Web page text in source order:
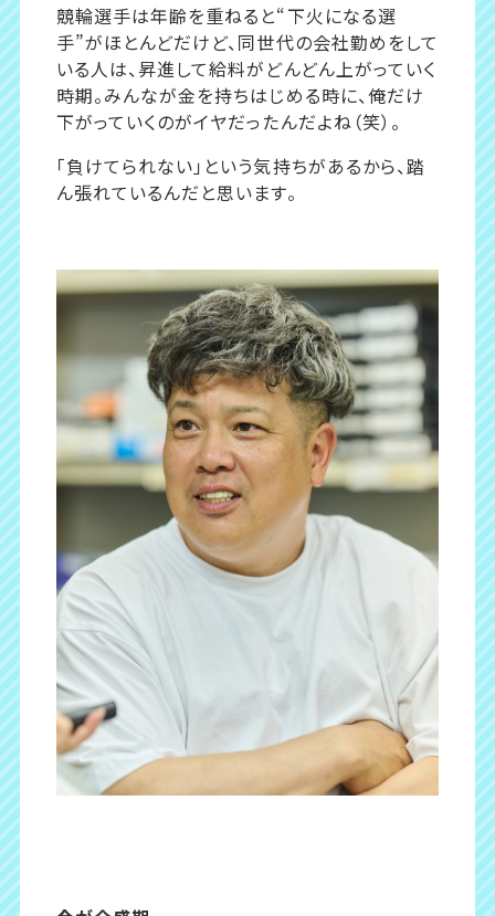
競輪選手は年齢を重ねると“下火になる選
手”がほとんどだけど、同世代の会社勤めをして
いる人は、昇進して給料がどんどん上がっていく
時期。みんなが金を持ちはじめる時に、俺だけ
下がっていくのがイヤだったんだよね（笑）。
「負けてられない」という気持ちがあるから、踏
ん張れているんだと思います。